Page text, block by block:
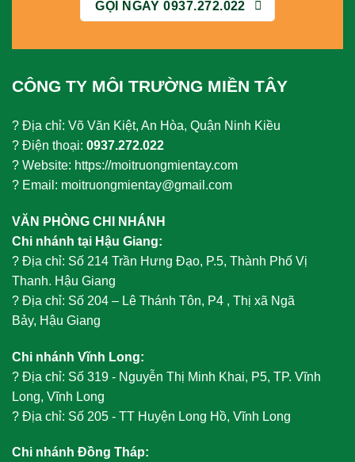
GỌI NGAY 0937.272.022
CÔNG TY MÔI TRƯỜNG MIỀN TÂY
? Địa chỉ: Võ Văn Kiệt, An Hòa, Quận Ninh Kiều
? Điện thoại: 0937.272.022
? Website: https://moitruongmientay.com
? Email: moitruongmientay@gmail.com
VĂN PHÒNG CHI NHÁNH
Chi nhánh tại Hậu Giang:
? Địa chỉ: Số 214 Trần Hưng Đạo, P.5, Thành Phố Vị
Thanh. Hậu Giang
? Địa chỉ: Số 204 – Lê Thánh Tôn, P4 , Thị xã Ngã
Bảy, Hậu Giang
Chi nhánh Vĩnh Long:
? Địa chỉ: Số 319 - Nguyễn Thị Minh Khai, P5, TP. Vĩnh
Long, Vĩnh Long
? Địa chỉ: Số 205 - TT Huyện Long Hồ, Vĩnh Long
Chi nhánh Đồng Tháp: